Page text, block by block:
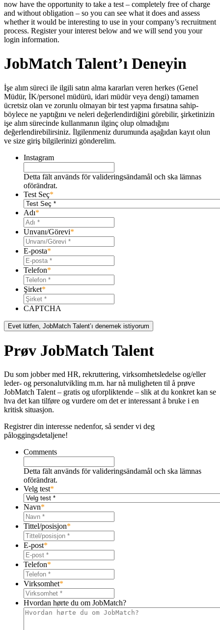
now have the opportunity to take a test – completely free of charge
and without obligation – so you can see what it does and assess
whether it would be interesting to use in your company’s recruitment
process. Register your interest below and we will send you your
login information.
JobMatch Talent’ı Deneyin
İşe alım süreci ile ilgili satın alma kararları veren herkes (Genel
Müdür, İK/personel müdürü, idari müdür veya dengi) tamamen
ücretsiz olan ve zorunlu olmayan bir test yapma fırsatına sahip-
böylece ne yaptığını ve neleri değerlendirdiğini görebilir, şirketinizin
işe alım sürecinde kullanmanın ilginç olup olmadığını
değerlendirebilirsiniz. İlgilenmeniz durumunda aşağıdan kayıt olun
ve size giriş bilgilerinizi gönderelim.
Instagram
Detta fält används för valideringsändamål och ska lämnas
oförändrat.
Test Seç*
Adı*
Unvanı/Görevi*
E-posta*
Telefon*
Şirket*
CAPTCHA
Prøv JobMatch Talent
Du som jobber med HR, rekruttering, virksomhetsledelse og/eller
leder- og personalutvikling m.m. har nå muligheten til å prøve
JobMatch Talent – ​​gratis og uforpliktende – slik at du konkret kan se
hva det kan tilføre og vurdere om det er interessant å bruke i en
kritisk situasjon.
Registrer din interesse nedenfor, så sender vi deg
påloggingsdetaljene!
Comments
Detta fält används för valideringsändamål och ska lämnas
oförändrat.
Velg test*
Navn*
Tittel/posisjon*
E-post*
Telefon*
Virksomhet*
Hvordan hørte du om JobMatch?